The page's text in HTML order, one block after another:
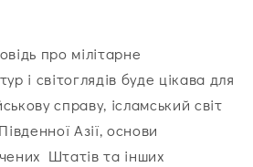
про мілітарне
і світоглядів буде цікава для
справу, ісламський світ
Азії, основи
Штатів та інших